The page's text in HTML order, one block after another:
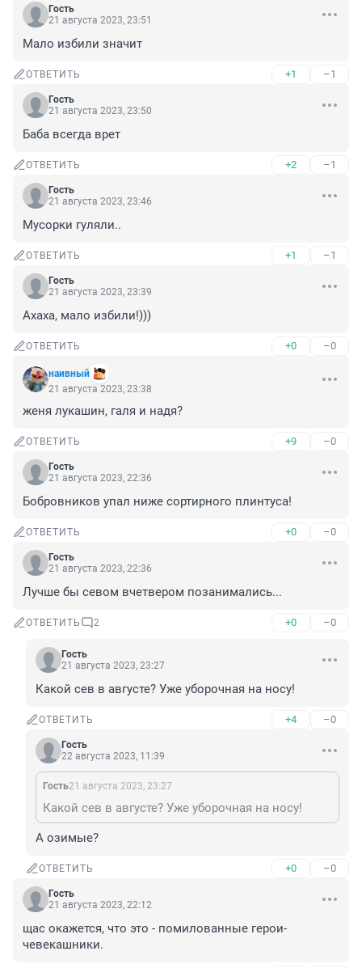
Гость
21 августа 2023, 23:51
Мало избили значит
ОТВЕТИТЬ +1 –1
Гость
21 августа 2023, 23:50
Баба всегда врет
ОТВЕТИТЬ +2 –1
Гость
21 августа 2023, 23:46
Мусорки гуляли..
ОТВЕТИТЬ +1 –1
Гость
21 августа 2023, 23:39
Ахаха, мало избили!)))
ОТВЕТИТЬ +0 –0
наивный
21 августа 2023, 23:38
женя лукашин, галя и надя?
ОТВЕТИТЬ +9 –0
Гость
21 августа 2023, 22:36
Бобровников упал ниже сортирного плинтуса!
ОТВЕТИТЬ +0 –0
Гость
21 августа 2023, 22:36
Лучше бы севом вчетвером позанимались...
ОТВЕТИТЬ 2 +0 –0
Гость
21 августа 2023, 23:27
Какой сев в августе? Уже уборочная на носу!
ОТВЕТИТЬ +4 –0
Гость
22 августа 2023, 11:39
Гость21 августа 2023, 23:27
Какой сев в августе? Уже уборочная на носу!
А озимые?
ОТВЕТИТЬ +0 –0
Гость
21 августа 2023, 22:12
щас окажется, что это - помилованные герои-
чевекашники.